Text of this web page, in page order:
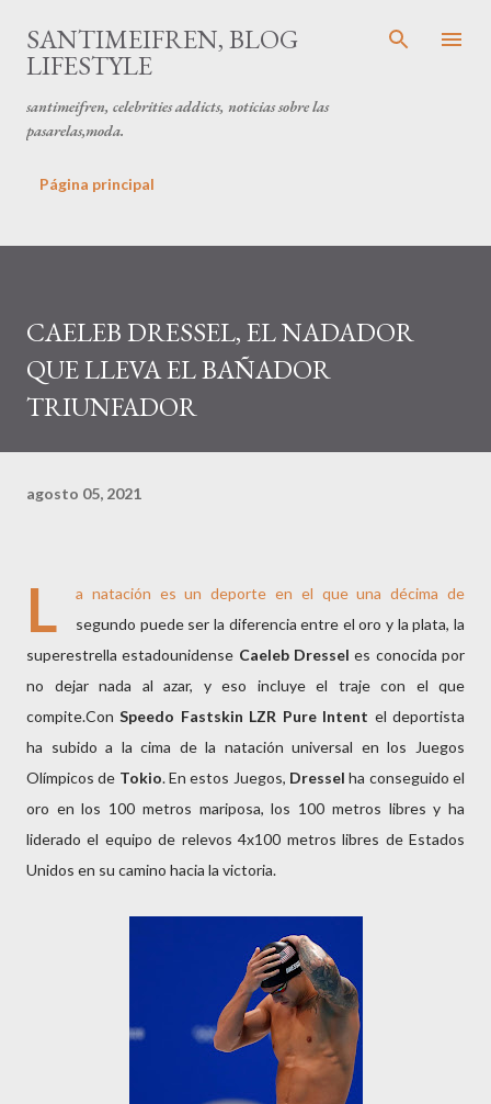
Ir al contenido principal
SANTIMEIFREN, BLOG
LIFESTYLE
santimeifren, celebrities addicts, noticias sobre las
pasarelas,moda.
Página principal
CAELEB DRESSEL, EL NADADOR
QUE LLEVA EL BAÑADOR
TRIUNFADOR
agosto 05, 2021
L
a natación es un deporte en el que una décima de
segundo puede ser la diferencia entre el oro y la plata, la
superestrella estadounidense Caeleb Dressel es conocida por
no dejar nada al azar, y eso incluye el traje con el que
compite.ConSpeedo Fastskin LZR Pure Intent el deportista
ha subido a la cima de la natación universal en los Juegos
Olímpicos de Tokio. En estos Juegos, Dressel ha conseguido el
oro en los 100 metros mariposa, los 100 metros libres y ha
liderado el equipo de relevos 4x100 metros libres de Estados
Unidos en su camino hacia la victoria.